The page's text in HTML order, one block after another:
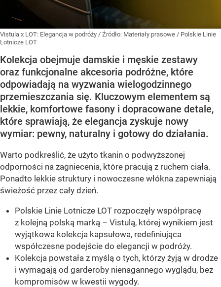
Vistula x LOT: Elegancja w podróży / Źródło: Materiały prasowe / Polskie Linie
Lotnicze LOT
Kolekcja obejmuje damskie i męskie zestawy
oraz funkcjonalne akcesoria podróżne, które
odpowiadają na wyzwania wielogodzinnego
przemieszczania się. Kluczowym elementem są
lekkie, komfortowe fasony i dopracowane detale,
które sprawiają, że elegancja zyskuje nowy
wymiar: pewny, naturalny i gotowy do działania.
Warto podkreślić, że użyto tkanin o podwyższonej
odporności na zagniecenia, które pracują z ruchem ciała.
Ponadto lekkie struktury i nowoczesne włókna zapewniają
świeżość przez cały dzień.
Polskie Linie Lotnicze LOT rozpoczęły współpracę
z kolejną polską marką – Vistulą, której wynikiem jest
wyjątkowa kolekcja kapsułowa, redefiniująca
współczesne podejście do elegancji w podróży.
Kolekcja powstała z myślą o tych, którzy żyją w drodze
i wymagają od garderoby nienagannego wyglądu, bez
kompromisów w kwestii wygody.